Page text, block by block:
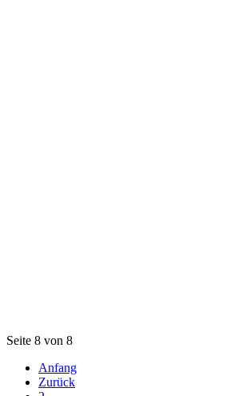
Seite 8 von 8
Anfang
Zurück